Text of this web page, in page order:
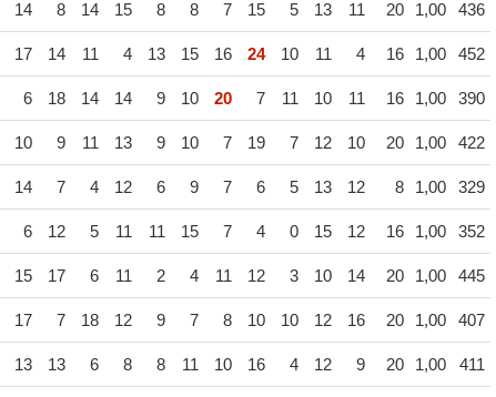
14 8 14 15 8 8 7 15 5 13 11 20 1,00 436
17 14 11 4 13 15 16 24 10 11 4 16 1,00 452
6 18 14 14 9 10 20 7 11 10 11 16 1,00 390
10 9 11 13 9 10 7 19 7 12 10 20 1,00 422
14 7 4 12 6 9 7 6 5 13 12 8 1,00 329
6 12 5 11 11 15 7 4 0 15 12 16 1,00 352
15 17 6 11 2 4 11 12 3 10 14 20 1,00 445
17 7 18 12 9 7 8 10 10 12 16 20 1,00 407
13 13 6 8 8 11 10 16 4 12 9 20 1,00 411